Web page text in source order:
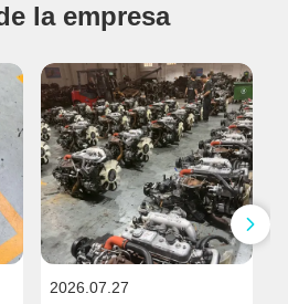
2026.07.27
la empresa